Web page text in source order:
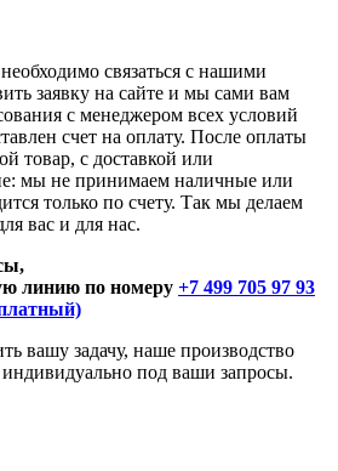
связаться с нашими
заявку на сайте и мы сами вам
с менеджером всех условий
счет на оплату. После оплаты
товар, с доставкой или
мы не принимаем наличные или
только по счету. Так мы делаем
вас и для нас.
линию по номеру +7 499 705 97 93
вашу задачу, наше производство
индивидуально под ваши запросы.